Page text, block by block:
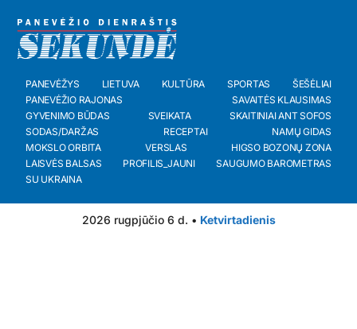
PANEVĖŽYS LIETUVA KULTŪRA SPORTAS
ŠEŠĖLIAI
PANEVĖŽIO RAJONAS
SAVAITĖS KLAUSIMAS
GYVENIMO BŪDAS
SVEIKATA
SKAITINIAI ANT SOFOS
SODAS/DARŽAS
RECEPTAI
NAMŲ GIDAS
MOKSLO ORBITA
VERSLAS
HIGSO BOZONŲ ZONA
LAISVĖS BALSAS
PROFILIS_JAUNI
SAUGUMO BAROMETRAS
SU UKRAINA
2026 rugpjūčio 6 d. • Ketvirtadienis